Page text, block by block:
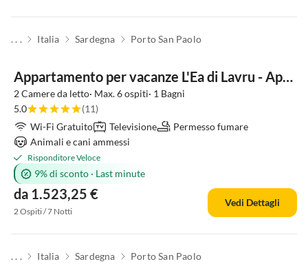
. . . Italia Sardegna Porto San Paolo
Appartamento per vacanze L'Ea di Lavru - Apt 4
2 Camere da letto· Max. 6 ospiti· 1 Bagni
5.0
(11)
Wi-Fi Gratuito
Televisione
Permesso fumare
Animali e cani ammessi
Risponditore Veloce
9% di sconto · Last minute
da 1.523,25 €
2 Ospiti / 7 Notti
Vedi Dettagli
. . . Italia Sardegna Porto San Paolo